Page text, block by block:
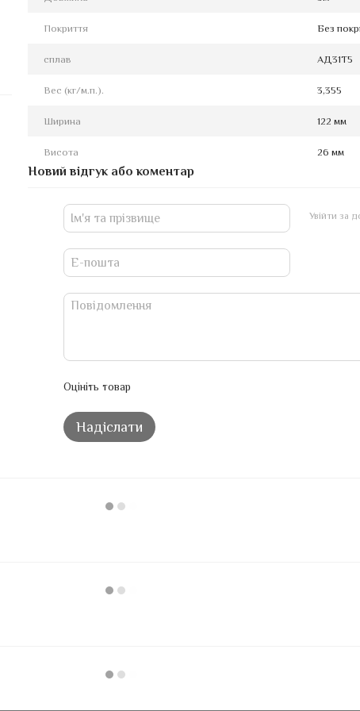
Покриття Без
сплав АД31Т5
Вес (кг/м.п.). 3,355
Ширина 122 мм
Висота 26 мм
Новий відгук або коментар
Увійти за
Оцініть товар
Надіслати